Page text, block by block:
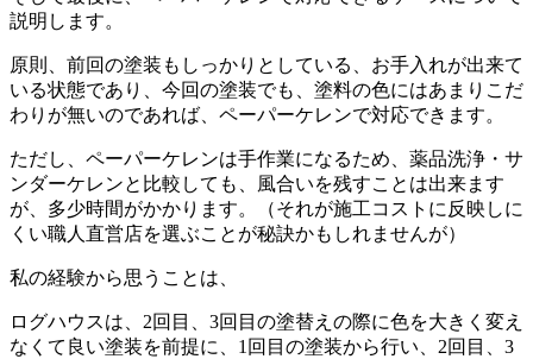
説明します。
原則、前回の塗装もしっかりとしている、お手入れが出来て
いる状態であり、今回の塗装でも、塗料の色にはあまりこだ
わりが無いのであれば、ペーパーケレンで対応できます。
ただし、ペーパーケレンは手作業になるため、薬品洗浄・サ
ンダーケレンと比較しても、風合いを残すことは出来ます
が、多少時間がかかります。（それが施工コストに反映しに
くい職人直営店を選ぶことが秘訣かもしれませんが）
私の経験から思うことは、
ログハウスは、2回目、3回目の塗替えの際に色を大きく変え
なくて良い塗装を前提に、1回目の塗装から行い、2回目、3